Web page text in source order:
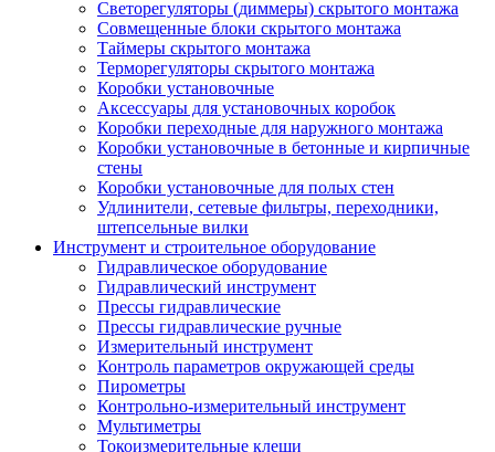
Светорегуляторы (диммеры) скрытого монтажа
Совмещенные блоки скрытого монтажа
Таймеры скрытого монтажа
Терморегуляторы скрытого монтажа
Коробки установочные
Аксессуары для установочных коробок
Коробки переходные для наружного монтажа
Коробки установочные в бетонные и кирпичные
стены
Коробки установочные для полых стен
Удлинители, сетевые фильтры, переходники,
штепсельные вилки
Инструмент и строительное оборудование
Гидравлическое оборудование
Гидравлический инструмент
Прессы гидравлические
Прессы гидравлические ручные
Измерительный инструмент
Контроль параметров окружающей среды
Пирометры
Контрольно-измерительный инструмент
Мультиметры
Токоизмерительные клещи